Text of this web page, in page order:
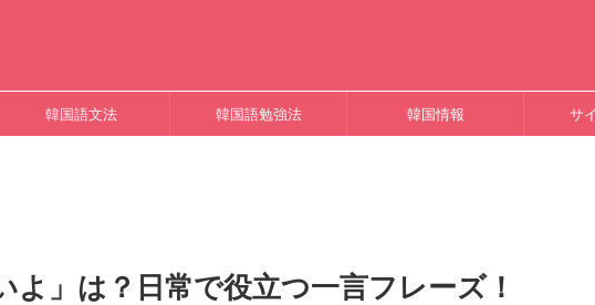
韓国語文法 韓国語勉強法 韓国情報 サ
」は？日常で役立つ一言フレーズ！